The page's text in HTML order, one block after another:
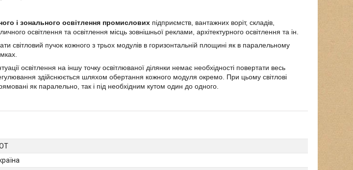
і зонального освітлення промислових підприємств, вантажних воріт, складів,
освітлення та освітлення місць зовнішньої реклами, архітектурного освітлення та ін.
світловий пучок кожного з трьох модулів в горизонтальній площині як в паралельному
освітлення на іншу точку освітлюваної ділянки немає необхідності повертати весь
здійснюється шляхом обертання кожного модуля окремо. При цьому світлові
як паралельно, так і під необхідним кутом один до одного.